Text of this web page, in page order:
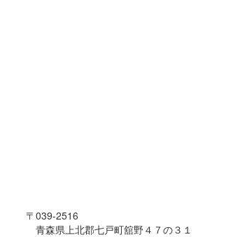
〒039-2516
青森県上北郡七戸町舘野４７の３１